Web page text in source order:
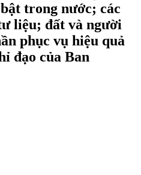
trong nước; các
liệu; đất và người
phục vụ hiệu quả
đạo của Ban